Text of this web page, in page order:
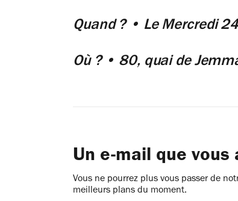
Quand ? • Le Mercredi
Où ? • 80, quai de
Un e-mail que vous
Vous ne pourrez plus vous passer de
meilleurs plans du moment.